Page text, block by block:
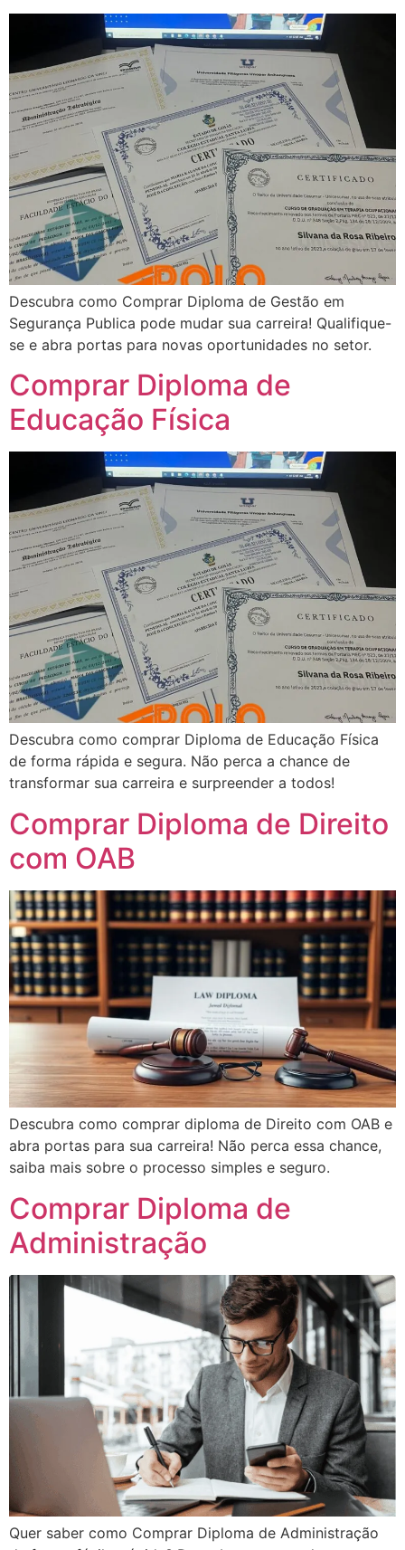
Descubra como Comprar Diploma de Gestão em
Segurança Publica pode mudar sua carreira! Qualifique-
se e abra portas para novas oportunidades no setor.
Comprar Diploma de
Educação Física
Descubra como comprar Diploma de Educação Física
de forma rápida e segura. Não perca a chance de
transformar sua carreira e surpreender a todos!
Comprar Diploma de Direito
com OAB
Descubra como comprar diploma de Direito com OAB e
abra portas para sua carreira! Não perca essa chance,
saiba mais sobre o processo simples e seguro.
Comprar Diploma de
Administração
Quer saber como Comprar Diploma de Administração